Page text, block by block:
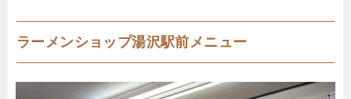
ラーメンショップ湯沢駅前メニュー